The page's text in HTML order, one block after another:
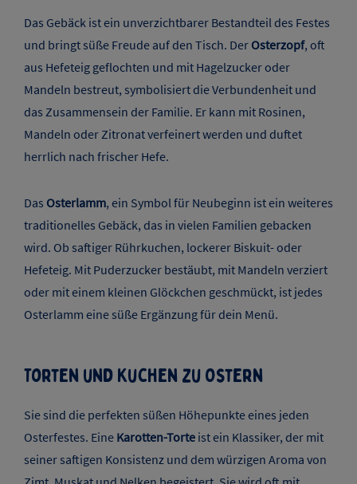
Nach dem Hauptgang darf das Dessert nicht fehlen.
Kuchen und Gebäcksind zu Ostern besonders beliebt.
Ostergebäck: Osterlamm und Zopf
Das Gebäck ist ein unverzichtbarer Bestandteil des Festes
und bringt süße Freude auf den Tisch. Der
Osterzopf
aus Hefeteig geflochten und mit Hagelzucker oder
Mandeln oder Zitronat verfeinert werden und duftet
DasOsterlamm, ein Symbol für Neubeginn ist ein weiteres
traditionelles Gebäck, das in vielen Familien gebacken